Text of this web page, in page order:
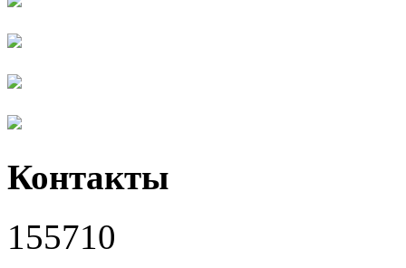
Контакты
155710